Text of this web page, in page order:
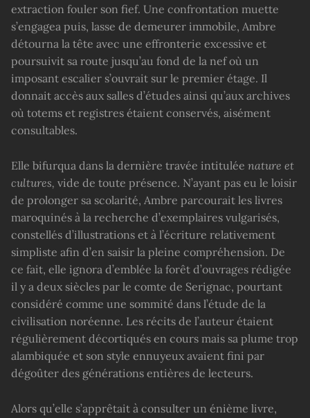
extraction fouler son fief. Une confrontation muette
s’engagea puis, lasse de demeurer immobile, Ambre
détourna la tête avec une effronterie excessive et
poursuivit sa route jusqu’au fond de la nef où un
imposant escalier s’ouvrait sur le premier étage. Il
donnait accès aux salles d’études ainsi qu’aux archives
où totems et registres étaient conservés, aisément
consultables.
Elle bifurqua dans la dernière travée intitulée nature et
cultures, vide de toute présence. N’ayant pas eu le loisir
de prolonger sa scolarité, Ambre parcourait les livres
maroquinés à la recherche d’exemplaires vulgarisés,
constellés d’illustrations et à l’écriture relativement
simpliste afin d’en saisir la pleine compréhension. De
ce fait, elle ignora d’emblée la forêt d’ouvrages rédigée
il y a deux siècles par le comte de Serignac, pourtant
considéré comme une sommité dans l’étude de la
civilisation noréenne. Les récits de l’auteur étaient
régulièrement décortiqués en cours mais sa plume trop
alambiquée et son style ennuyeux avaient fini par
dégoûter des générations entières de lecteurs.
Alors qu’elle s’apprêtait à consulter un énième livre,